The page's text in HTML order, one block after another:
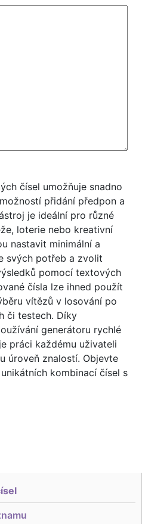
čísel umožňuje snadno
přidání předpon a
je ideální pro různé
loterie nebo kreativní
nastavit minimální a
svých potřeb a zvolit
pomocí textových
čísla lze ihned použít
vítězů v losování po
či testech. Díky
generátoru rychlé
práci každému uživateli
úroveň znalostí. Objevte
kombinací čísel s